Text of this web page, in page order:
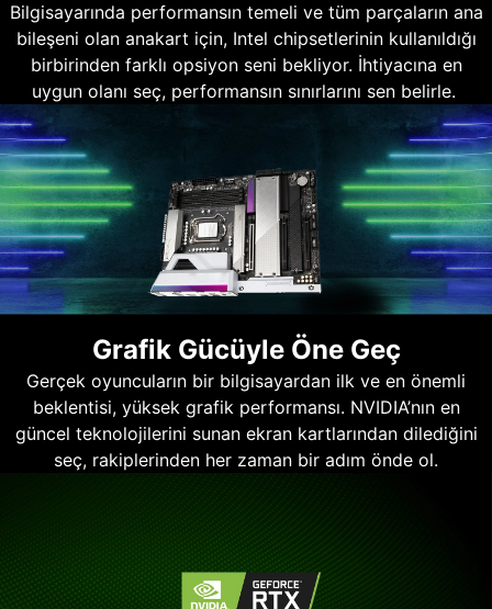
Bilgisayarında performansın temeli ve tüm parçaların ana
bileşeni olan anakart için, Intel chipsetlerinin kullanıldığı
birbirinden farklı opsiyon seni bekliyor. İhtiyacına en
uygun olanı seç, performansın sınırlarını sen belirle.
Grafik Gücüyle Öne Geç
Gerçek oyuncuların bir bilgisayardan ilk ve en önemli
beklentisi, yüksek grafik performansı. NVIDIA’nın en
güncel teknolojilerini sunan ekran kartlarından dilediğini
seç, rakiplerinden her zaman bir adım önde ol.